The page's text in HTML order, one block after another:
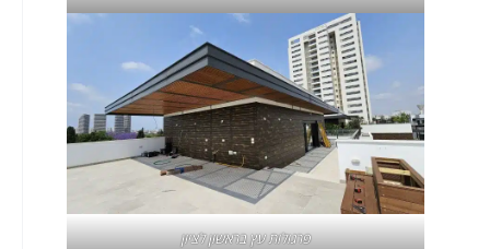
פרגולות עץ בראשון לציון